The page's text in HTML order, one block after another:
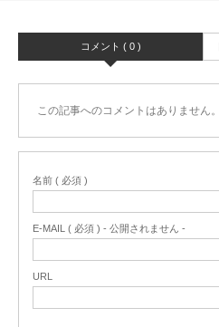
コメント ( 0 )
この記事へのコメントはありません。
名前 ( 必須 )
E-MAIL ( 必須 ) - 公開されません -
URL